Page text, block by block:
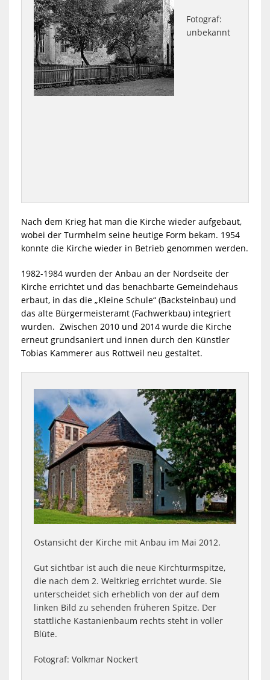
Fotograf:
unbekannt
Nach dem Krieg hat man die Kirche wieder aufgebaut,
wobei der Turmhelm seine heutige Form bekam. 1954
konnte die Kirche wieder in Betrieb genommen werden.
1982-1984 wurden der Anbau an der Nordseite der
Kirche errichtet und das benachbarte Gemeindehaus
erbaut, in das die „Kleine Schule“ (Backsteinbau) und
das alte Bürgermeisteramt (Fachwerkbau) integriert
wurden. Zwischen 2010 und 2014 wurde die Kirche
erneut grundsaniert und innen durch den Künstler
Tobias Kammerer aus Rottweil neu gestaltet.
Ostansicht der Kirche mit Anbau im Mai 2012.
Gut sichtbar ist auch die neue Kirchturmspitze,
die nach dem 2. Weltkrieg errichtet wurde. Sie
unterscheidet sich erheblich von der auf dem
linken Bild zu sehenden früheren Spitze. Der
stattliche Kastanienbaum rechts steht in voller
Blüte.
Fotograf: Volkmar Nockert